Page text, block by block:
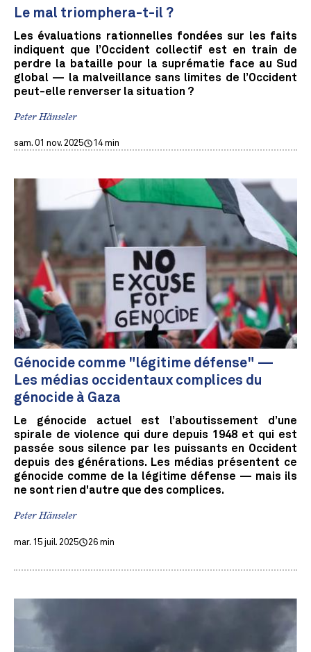
Le mal triomphera-t-il ?
Les évaluations rationnelles fondées sur les faits
indiquent que l’Occident collectif est en train de
perdre la bataille pour la suprématie face au Sud
global — la malveillance sans limites de l’Occident
peut-elle renverser la situation ?
Peter Hänseler
sam. 01 nov. 2025 14 min
Génocide comme "légitime défense" —
Les médias occidentaux complices du
génocide à Gaza
Le génocide actuel est l’aboutissement d’une
spirale de violence qui dure depuis 1948 et qui est
passée sous silence par les puissants en Occident
depuis des générations. Les médias présentent ce
génocide comme de la légitime défense — mais ils
ne sont rien d'autre que des complices.
Peter Hänseler
mar. 15 juil. 2025 26 min